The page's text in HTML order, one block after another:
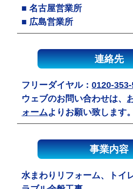
■ 名古屋営業所
■ 広島営業所
連絡先
フリーダイヤル：0120-
ウェブのお問い合わせは、
ォームよりお願い致します。
事業内容
水まわりリフォーム、トイ